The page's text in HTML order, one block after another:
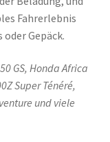
Fahrerlebnis
Gepäck.
GS, Honda Africa
Super Ténéré,
und viele